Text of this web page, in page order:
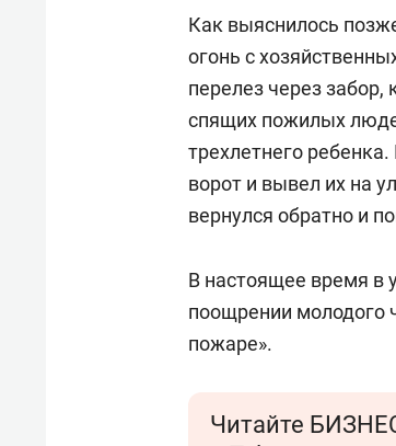
Как выяснилось
огонь с
перелез через
спящих пожилых
трехлетнего
ворот и вывел их на
вернулся обратно и
В настоящее время в
поощрении молодого
пожаре».
Читайте